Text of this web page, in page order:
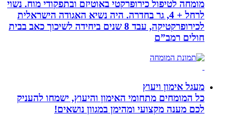
מומחה לטיפול כירופרקטי באוטיזם ובתפקודי מוח. נשוי
לרחל + 4, גר בחדרה. היה נשיא האגודה הישראלית
לכירופרקטיקה, עבד 8 שנים ביחידה לשיכוך כאב בבית
חולים רמב”ם
מעגל אימון ויעוץ
כל המומחים מתחומי האימון והיעוץ, ישמחו להעניק
לכם מענה מקצועי ומהימן במגוון נושאים!